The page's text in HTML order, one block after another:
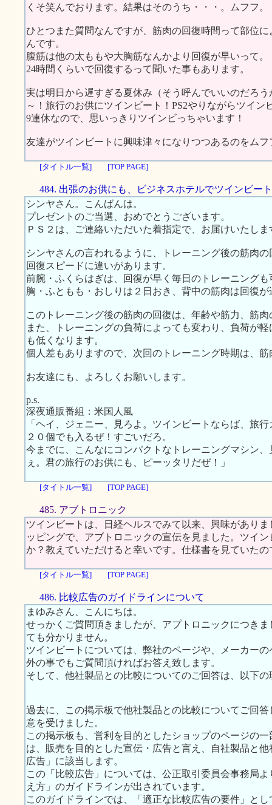
くそ笑んでおります。結果はそのうち・・・。ムフフ。
ひとつまた質問なんですが、筋肉の回復時間って部位
んです。
腹筋は他の太ももや大胸筋なんかより回復が早いって。
24時間くらいで回復するって聞いた事もあります。
実は明日から遅すぎる夏休み（そう呼んでいいのだろ
～！旅行のお供にツインビート！PS2やりながらツイン
9連休なので、思いっきりツインビっちゃいます！
友達がツインビートに興味津々になりつつあるのをム
[タイトル一覧] [TOP PAGE]
484. 出張のお供にも、ビジネスホテルでツインビー
シンヤさん。こんばんは。
プレゼントのご当選、おめでとうございます。
ＰＳ２は、ご連絡いただいた着指定で、お届けいたしま
シンヤさんの言われるように、トレーニング後の筋肉
回復スピードに違いがあります。
前腕・ふくらはぎは、回復が早く毎日のトレーニング
胸・ふともも・おしりは２日おき、背中の筋肉は回復
このトレーニング後の筋肉の回復は、年齢や筋力、筋
また、トレーニングの負荷によっても変わり、負荷が
も低くなります。
個人差もありますので、次回のトレーニング時期は、
お友達にも、よろしくお願いします。
p.s.
深夜通販番組：米国人風
「ヘイ、ジェニー、見ろよ。ツインビートならば、旅
２０個でも入るぜ！すごいだろ。
今までに、こんなにコンパクトなトレーニングマシン
ぇ。君の旅行のお供にも、ピーッタリだぜ！」
[タイトル一覧] [TOP PAGE]
485. アブトロニック
ツインビートは、日経ヘルスでみて以来、興味があり
ッピングで、アブトロニックの宣伝を見ました。ツイ
か？教えていただけると幸いです。仕様書を見ていた
[タイトル一覧] [TOP PAGE]
486. 比較広告のガイドラインについて
まゆみさん、こんにちは。
せっかくご質問頂きましたが、アプトロニックにつき
ても分かりません。
ツインビートについては、弊社のページや、メーカー
外の事でもご質問頂ければお答え致します。
そして、他社製品との比較についてのご回答は、以下
過去に、この掲示板で他社製品との比較についてご回
意を受けました。
この掲示板も、営利を目的としたショップのページの
は、販売を目的とした宣伝・広告と言え、自社製品と
広告」に該当します。
この「比較広告」については、公正取引委員会事務局
え方」のガイドラインが出されています。
このガイドラインでは、「適正な比較広告の要件」と